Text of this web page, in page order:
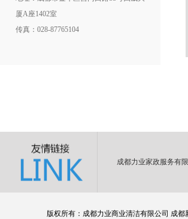
厦A座1402室
传真：028-87765104
成都力业家政服务有
版权所有：成都力业商业清洁有限公司 成都